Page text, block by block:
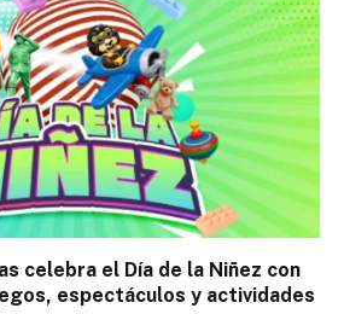
celebra el Día de la Niñez con
espectáculos y actividades